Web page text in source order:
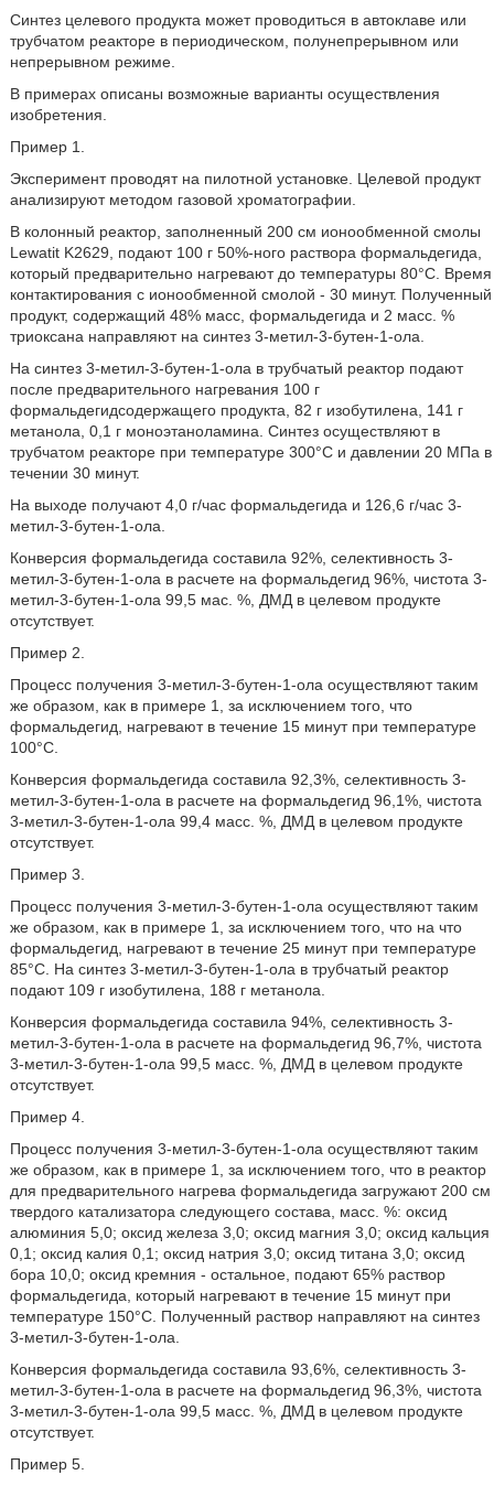
Синтез целевого продукта может проводиться в автоклаве или
трубчатом реакторе в периодическом, полунепрерывном или
непрерывном режиме.
В примерах описаны возможные варианты осуществления
изобретения.
Пример 1.
Эксперимент проводят на пилотной установке. Целевой продукт
анализируют методом газовой хроматографии.
В колонный реактор, заполненный 200 см ионообменной смолы
Lewatit K2629, подают 100 г 50%-ного раствора формальдегида,
который предварительно нагревают до температуры 80°С. Время
контактирования с ионообменной смолой - 30 минут. Полученный
продукт, содержащий 48% масс, формальдегида и 2 масс. %
триоксана направляют на синтез 3-метил-3-бутен-1-ола.
На синтез 3-метил-3-бутен-1-ола в трубчатый реактор подают
после предварительного нагревания 100 г
формальдегидсодержащего продукта, 82 г изобутилена, 141 г
метанола, 0,1 г моноэтаноламина. Синтез осуществляют в
трубчатом реакторе при температуре 300°С и давлении 20 МПа в
течении 30 минут.
На выходе получают 4,0 г/час формальдегида и 126,6 г/час 3-
метил-3-бутен-1-ола.
Конверсия формальдегида составила 92%, селективность 3-
метил-3-бутен-1-ола в расчете на формальдегид 96%, чистота 3-
метил-3-бутен-1-ола 99,5 мас. %, ДМД в целевом продукте
отсутствует.
Пример 2.
Процесс получения 3-метил-3-бутен-1-ола осуществляют таким
же образом, как в примере 1, за исключением того, что
формальдегид, нагревают в течение 15 минут при температуре
100°С.
Конверсия формальдегида составила 92,3%, селективность 3-
метил-3-бутен-1-ола в расчете на формальдегид 96,1%, чистота
3-метил-3-бутен-1-ола 99,4 масс. %, ДМД в целевом продукте
отсутствует.
Пример 3.
Процесс получения 3-метил-3-бутен-1-ола осуществляют таким
же образом, как в примере 1, за исключением того, что на что
формальдегид, нагревают в течение 25 минут при температуре
85°С. На синтез 3-метил-3-бутен-1-ола в трубчатый реактор
подают 109 г изобутилена, 188 г метанола.
Конверсия формальдегида составила 94%, селективность 3-
метил-3-бутен-1-ола в расчете на формальдегид 96,7%, чистота
3-метил-3-бутен-1-ола 99,5 масс. %, ДМД в целевом продукте
отсутствует.
Пример 4.
Процесс получения 3-метил-3-бутен-1-ола осуществляют таким
же образом, как в примере 1, за исключением того, что в реактор
для предварительного нагрева формальдегида загружают 200 см
твердого катализатора следующего состава, масс. %: оксид
алюминия 5,0; оксид железа 3,0; оксид магния 3,0; оксид кальция
0,1; оксид калия 0,1; оксид натрия 3,0; оксид титана 3,0; оксид
бора 10,0; оксид кремния - остальное, подают 65% раствор
формальдегида, который нагревают в течение 15 минут при
температуре 150°С. Полученный раствор направляют на синтез
3-метил-3-бутен-1-ола.
Конверсия формальдегида составила 93,6%, селективность 3-
метил-3-бутен-1-ола в расчете на формальдегид 96,3%, чистота
3-метил-3-бутен-1-ола 99,5 масс. %, ДМД в целевом продукте
отсутствует.
Пример 5.